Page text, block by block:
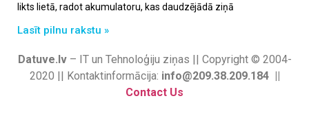
likts lietā, radot akumulatoru, kas daudzējādā ziņā
Lasīt pilnu rakstu »
Datuve.lv– IT un Tehnoloģiju ziņas || Copyright © 2004-
2020 || Kontaktinformācija: info@209.38.209.184 ||
Contact Us